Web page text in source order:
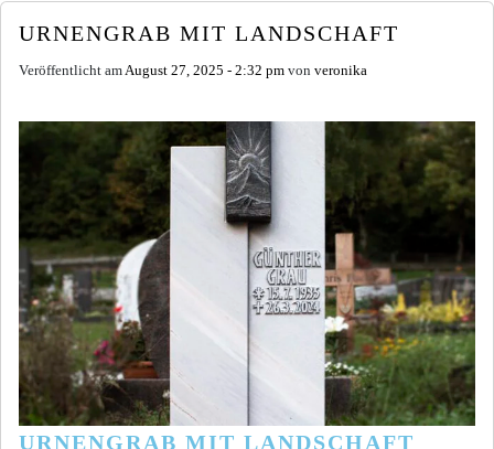
URNENGRAB MIT LANDSCHAFT
Veröffentlicht amAugust 27, 2025 - 2:32 pm von veronika
URNENGRAB MIT LANDSCHAFT